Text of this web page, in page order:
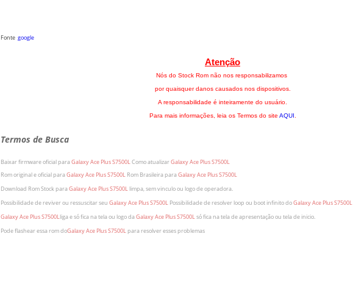
Fonte google
Atenção
Nós do Stock Rom não nos responsabilizamos
por quaisquer danos causados nos dispositivos.
A responsabilidade é inteiramente do usuário.
Para mais informações, leia os Termos do site AQUI
Termos de Busca
Baixar firmware oficial paraGalaxy Ace Plus S7500LComo atualizarGalaxy Ace Plus S7500L
Rom original e oficial paraGalaxy Ace Plus S7500L Rom Brasileira paraGalaxy Ace Plus S7500L
Download Rom Stock paraGalaxy Ace Plus S7500L limpa, sem vinculo ou logo de operadora.
Possibilidade de reviver ou ressuscitar seu Galaxy Ace Plus S7500L Possibilidade de resolver loop ou boot infinito doGalaxy Ace Plus S7500L
Galaxy Ace Plus S7500Lliga e só fica na tela ou logo daGalaxy Ace Plus S7500Lsó fica na tela de apresentação ou tela de inicio.
Pode flashear essa rom doGalaxy Ace Plus S7500L para resolver esses problemas